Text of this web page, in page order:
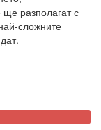
разполагат с
сложните